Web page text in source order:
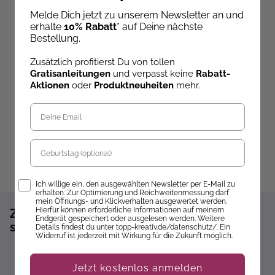
Geschenkset
Multimuster-Tuch mit
Bobbel stricken (Knit-
Along 2026)
versandbereit
39,95 €
Die bunte Welt von
DIDDL und seinen
Freunden - Das kleine
versandbereit
12,99 €
Zum Newsletter anmelden und 10%
sparen!*
Sofort 10% Rabatt auf die nächste Bestellung
Exklusive Angebote erhalten
Melde Dich jetzt zu unserem Newsletter an und
erhalte 10% Rabatt* auf Deine nächste
Bestellung.
Zusätzlich profitierst Du von tollen
Gratisanleitungen und verpasst keine Rabatt-
Aktionen oder Produktneuheiten mehr.
Geburtstag
Opt-InIch willige ein, den ausgewählten Newsletter per E-Mail zu
erhalten. Zur Optimierung und Reichweitenmessung darf
mein Öffnungs- und Klickverhalten ausgewertet werden.
Hierfür können erforderliche Informationen auf meinem
Endgerät gespeichert oder ausgelesen werden. Weitere
Details findest du unter topp-kreativ.de/datenschutz/. Ein
Widerruf ist jederzeit mit Wirkung für die Zukunft möglich.
Jetzt kostenlos anmelden